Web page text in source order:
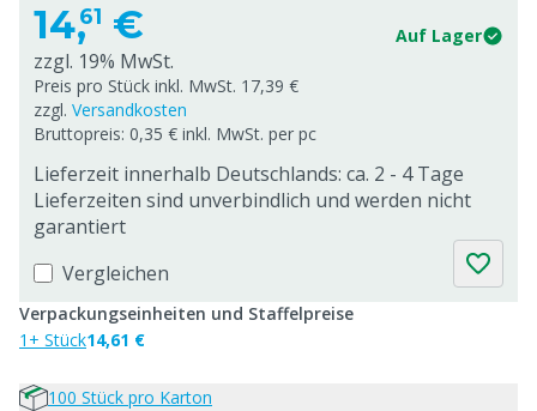
14,61 € Auf Lager
zzgl. 19% MwSt.
Preis pro Stück inkl. MwSt. 17,39 €
zzgl. Versandkosten
Bruttopreis: 0,35 € inkl. MwSt. per pc
Lieferzeit innerhalb Deutschlands: ca. 2 - 4 Tage
Lieferzeiten sind unverbindlich und werden nicht
garantiert
Vergleichen
Verpackungseinheiten und Staffelpreise
1+ Stück14,61 €
100 Stück pro Karton